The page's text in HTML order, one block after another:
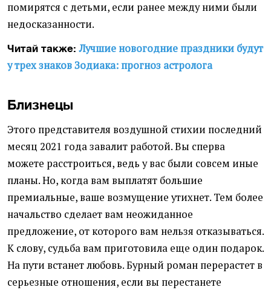
помирятся с детьми, если ранее между ними были
недосказанности.
Читай также:Лучшие новогодние праздники будут
у трех знаков Зодиака: прогноз астролога
Близнецы
Этого представителя воздушной стихии последний
месяц 2021 года завалит работой. Вы сперва
можете расстроиться, ведь у вас были совсем иные
планы. Но, когда вам выплатят большие
премиальные, ваше возмущение утихнет. Тем более
начальство сделает вам неожиданное
предложение, от которого вам нельзя отказываться.
К слову, судьба вам приготовила еще один подарок.
На пути встанет любовь. Бурный роман перерастет в
серьезные отношения, если вы перестанете